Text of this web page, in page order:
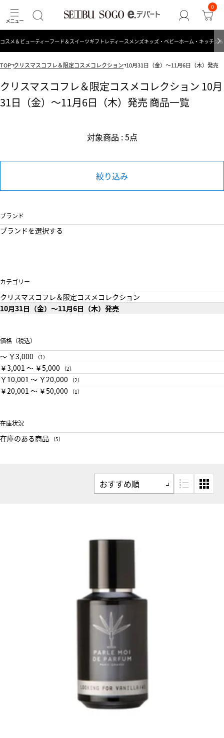
0
コスメ＆ビューティーフード＆スイーツギフト レディース メンズキッズ・ベビーホーム・キッチン
TOP クリスマスコフレ＆限定コスメコレクション 10月31日（金）～11月6日（木）発売
クリスマスコフレ＆限定コスメコレクション 10月
31日（金）～11月6日（木）発売 商品一覧
対象商品 : 5点
絞り込み
ブランド
ブランドを選択する
カテゴリー
クリスマスコフレ＆限定コスメコレクション
10月31日（金）～11月6日（木）発売
価格（税込）
〜 ￥3,000 （1）
￥3,001 〜 ￥5,000 （2）
￥10,001 〜 ￥20,000 （2）
￥20,001 〜 ￥50,000 （1）
在庫状況
在庫のある商品 （5）